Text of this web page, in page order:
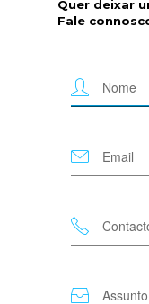
Quer deixar
Fale